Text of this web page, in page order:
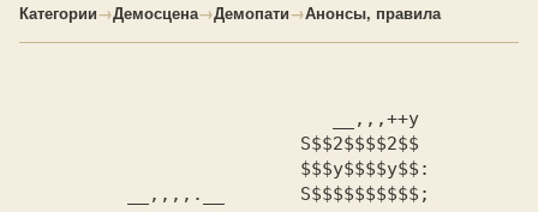
Категории→Демосцена→Демопати→Анонсы, правила